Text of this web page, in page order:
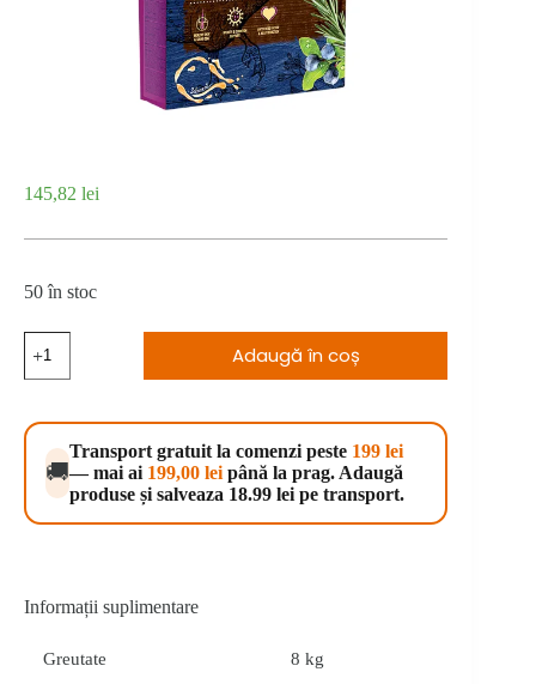
145,82 lei
50 în stoc
Brit
Premium
Nature
Adult
Adaugă în coș
🚚
Transport gratuit la comenzi peste 199 lei
— mai ai 199,00 lei până la prag. Adaugă
produse și salveaza 18.99 lei pe transport.
Informații suplimentare
Greutate 8 kg